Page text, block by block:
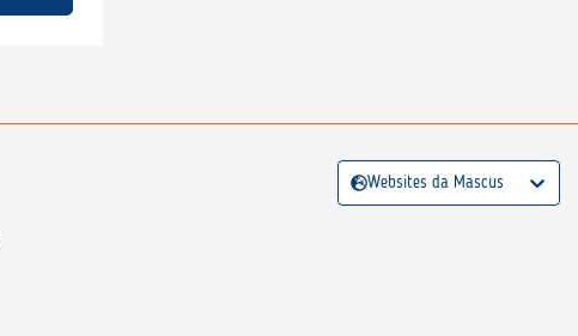
Websites da Mascus